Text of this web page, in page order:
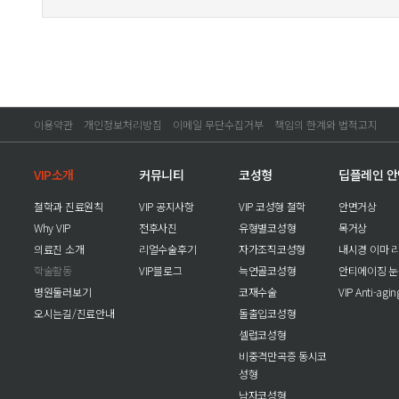
이용약관 개인정보처리방침 이메일 무단수집거부 책임의 한계와 법적고지
VIP소개
철학과 진료원칙
Why VIP
의료진 소개
학술활동
병원둘러보기
오시는길/진료안내
커뮤니티
VIP 공지사항
전후사진
리얼수술후기
VIP블로그
코성형
VIP 코성형 철학
유형별코성형
자가조직코성형
늑연골코성형
코재수술
돌출입코성형
셀럽코성형
비중격만곡증 동시코
성형
남자코성형
딥플레인
안면거상
목거상
내시경 이마
안티에이징
VIP Anti-